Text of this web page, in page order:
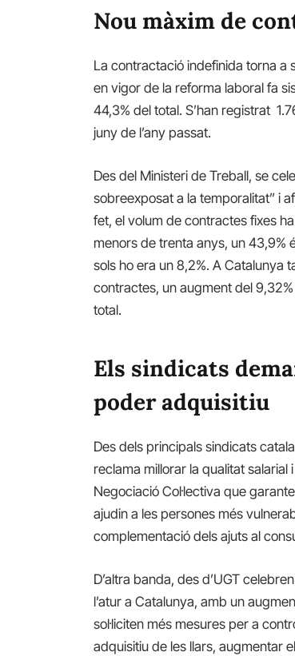
Nou màxim de
La contractació indefinida torna a
en vigor de la reforma laboral fa
44,3% del total. S’han registrat
juny de l’any passat.
Des del Ministeri de Treball, se
sobreexposat a la temporalitat” i
fet, el volum de contractes fixes
menors de trenta anys, un 43,9%
sols ho era un 8,2%. A Catalunya
contractes, un augment del
total.
Els sindicats
poder adquisitiu
Des dels principals sindicats
reclama millorar la qualitat salarial
Negociació Col·lectiva que
ajudin a les persones més
complementació dels ajuts al
D’altra banda, des d’UGT
l’atur a Catalunya, amb un
sol·liciten més mesures per a
adquisitiu de les llars, augmentar